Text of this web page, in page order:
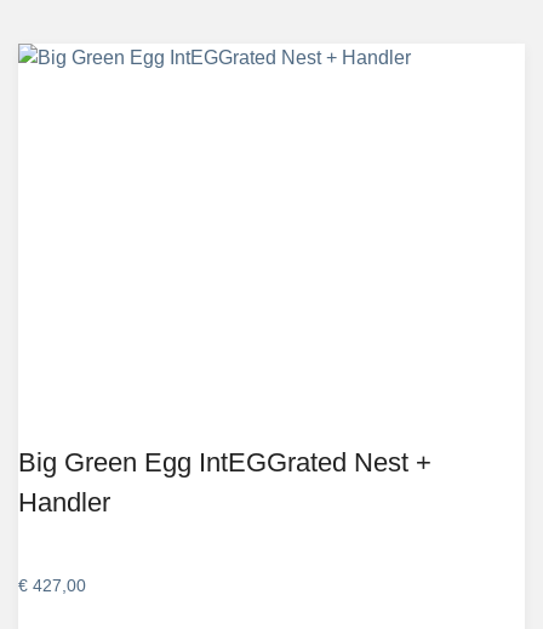
Big Green Egg IntEGGrated Nest +
Handler
€ 427,00